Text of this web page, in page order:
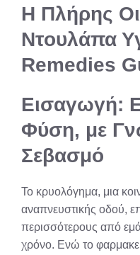
Η Πλήρης
Ντουλάπα
Remedies
Εισαγωγή:
Φύση, με
Σεβασμό
Το κρυολόγημα, μια
αναπνευστικής οδού,
περισσότερους από
χρόνο. Ενώ το